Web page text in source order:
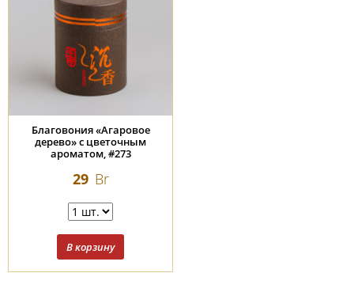
Благовония «Агаровое
дерево» с цветочным
ароматом, #273
29 Br